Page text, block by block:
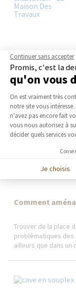
Les avantages
La création d’une
favorable au
est possible de
Comment
Trouver de la place
problématiques
ailleurs que dans un
Continuer sans accepter
Promis, c'est la
qu'on vous
Plateforme
On est vraiment très
notre site vous
n'avez pas encore fait
vous nous autorisez à
décider quels services
Je choisis